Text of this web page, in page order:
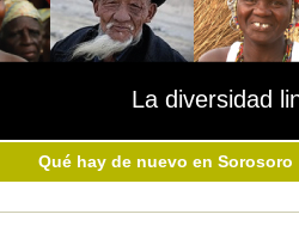
La diversidad
Qué hay de nuevo en Sorosoro